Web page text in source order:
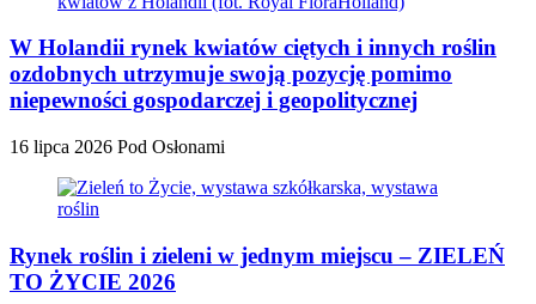
W Holandii rynek kwiatów ciętych i innych roślin
ozdobnych utrzymuje swoją pozycję pomimo
niepewności gospodarczej i geopolitycznej
16 lipca 2026 Pod Osłonami
Rynek roślin i zieleni w jednym miejscu – ZIELEŃ
TO ŻYCIE 2026